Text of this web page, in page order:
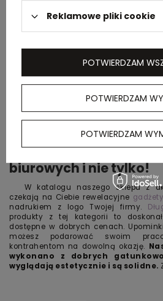
Gadżety reklamowe
biurowych i nie tylko!
W katalogu naszego sklepu z
czekają na Ciebie rewelacyjne
nadrukiem z logo Twojej firmy.
produkty z tej kategorii to
dostępne w dobrych cenach.
możesz podarować swoim
kontrahentom na dowolną okazję.
wykonano z dobrych
wyglądają estetycznie i są solidne.
Reklamowe pliki cookie
POTWIERDZAM
POTWIERDZAM
POTWIERDZAM